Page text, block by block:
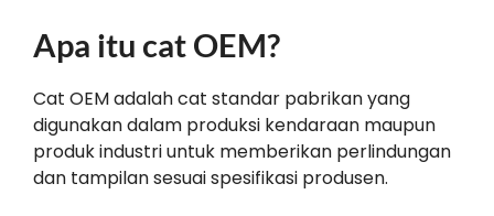
Apa itu cat OEM?
Cat OEM adalah cat standar pabrikan yang
digunakan dalam produksi kendaraan maupun
produk industri untuk memberikan perlindungan
dan tampilan sesuai spesifikasi produsen.